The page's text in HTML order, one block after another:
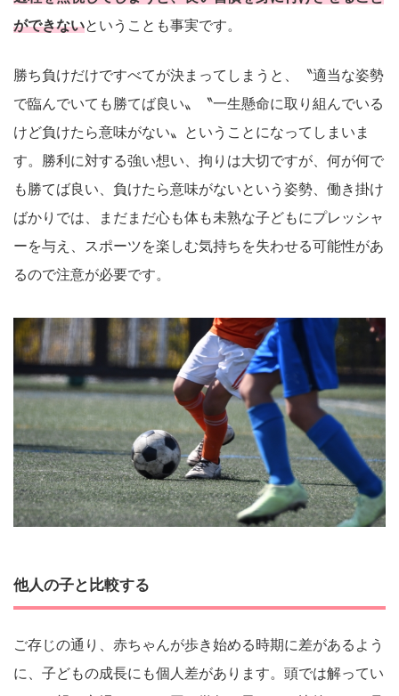
ができないということも事実です。
勝ち負けだけですべてが決まってしまうと、〝適当な姿勢
で臨んでいても勝てば良い〟〝一生懸命に取り組んでいる
けど負けたら意味がない〟ということになってしまいま
す。勝利に対する強い想い、拘りは大切ですが、何が何で
も勝てば良い、負けたら意味がないという姿勢、働き掛け
ばかりでは、まだまだ心も体も未熟な子どもにプレッシャ
ーを与え、スポーツを楽しむ気持ちを失わせる可能性があ
るので注意が必要です。
他人の子と比較する
ご存じの通り、赤ちゃんが歩き始める時期に差があるよう
に、子どもの成長にも個人差があります。頭では解ってい